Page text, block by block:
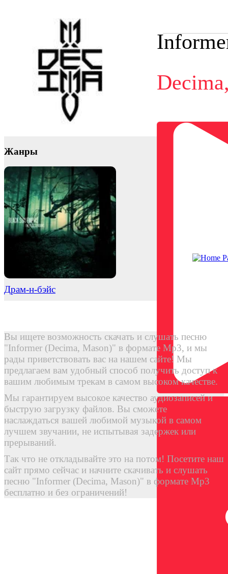
Жанры
Драм-н-бэйс
Вы ищете возможность скачать и слушать песню
"Informer (Decima, Mason)" в формате Mp3, и мы
рады приветствовать вас на нашем сайте! Мы
предлагаем вам удобный способ получить доступ к
вашим любимым трекам в самом высоком качестве.
Мы гарантируем высокое качество аудиозаписей и
быструю загрузку файлов. Вы сможете
наслаждаться вашей любимой музыкой в самом
лучшем звучании, не испытывая задержек или
прерываний.
Так что не откладывайте это на потом! Посетите наш
сайт прямо сейчас и начните скачивать и слушать
песню "Informer (Decima, Mason)" в формате Mp3
бесплатно и без ограничений!